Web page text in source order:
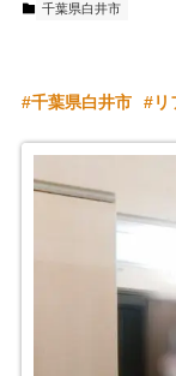
千葉県白井市
千葉県白井市 リ